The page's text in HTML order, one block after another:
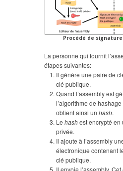
Procédé de
La personne qui fournit
étapes suivantes:
Il génère une paire de
clé publique.
Quand l’assembly est
l’algorithme de
obtient ainsi un hash.
Le hashest encrypté en
privée.
Il ajoute à l’assembly
électronique contenant
clé publique.